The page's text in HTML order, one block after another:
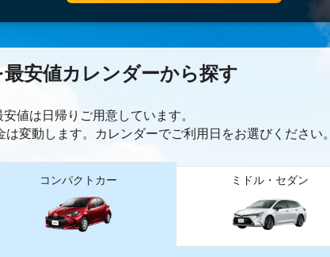
安値カレンダーから探す
値は日帰り ご用意しています。
変動します。カレンダーでご利用日をお選びください。
コンパクトカー ミドル・セダン